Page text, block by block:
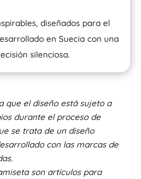
diseñados para el
en Suecia con una
silenciosa.
que el diseño está sujeto a
durante el proceso de
se trata de un diseño
con las marcas de
son artículos para